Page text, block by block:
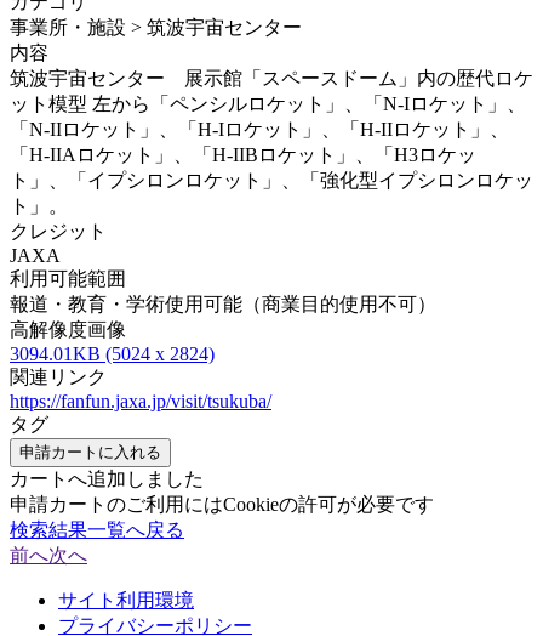
事業所・施設 > 筑波宇宙センター
内容
筑波宇宙センター 展示館「スペースドーム」内の歴代ロケ
ット模型 左から「ペンシルロケット」、「N-Iロケット」、
「N-IIロケット」、「H-Iロケット」、「H-IIロケット」、
「H-IIAロケット」、「H-IIBロケット」、「H3ロケッ
ト」、「イプシロンロケット」、「強化型イプシロンロケッ
ト」。
クレジット
JAXA
利用可能範囲
報道・教育・学術使用可能（商業目的使用不可）
高解像度画像
3094.01KB (5024 x 2824)
関連リンク
https://fanfun.jaxa.jp/visit/tsukuba/
タグ
申請カートに入れる
カートへ追加しました
申請カートのご利用にはCookieの許可が必要です
検索結果一覧へ戻る
前へ次へ
サイト利用環境
プライバシーポリシー